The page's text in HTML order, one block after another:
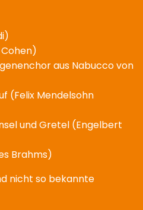
aus Nabucco von
(Felix Mendelsohn
und Gretel (Engelbert
Brahms)
nicht so bekannte